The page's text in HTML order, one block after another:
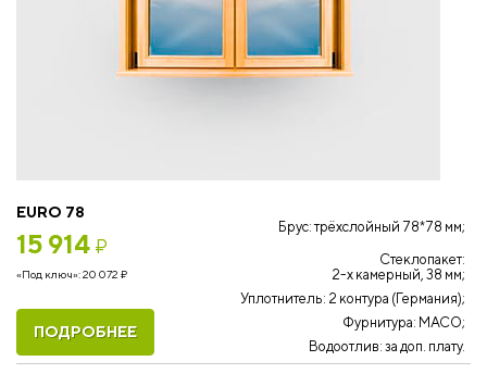
EURO 78
15 914 ₽
«Под ключ»:20 072 ₽
Брус: трёхслойный 78*78 мм;
Стеклопакет:
2-х камерный, 38 мм;
Уплотнитель: 2 контура (Германия);
Фурнитура: MACO;
Водоотлив: за доп. плату.
ПОДРОБНЕЕ